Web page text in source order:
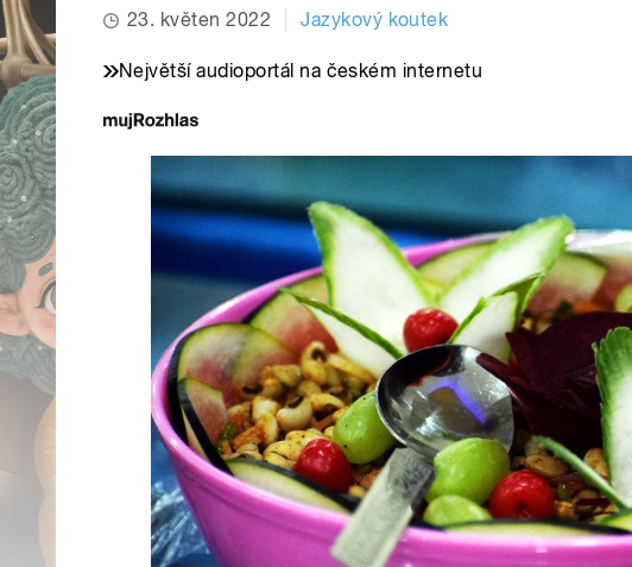
23. květen 2022 Jazykový koutek
Největší audioportál na českém internetu